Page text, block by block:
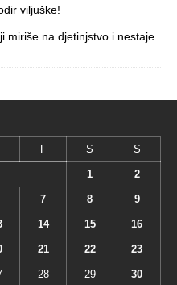
viljuške!
miriše na djetinjstvo i nestaje
F S S
1 2
7 8 9
14 15 16
21 22 23
28 29 30